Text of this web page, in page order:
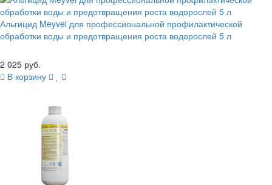
Альгицид Meyvel для профессиональной профилактической
обработки воды и предотвращения роста водорослей 5 л
2 025 руб.
В корзину